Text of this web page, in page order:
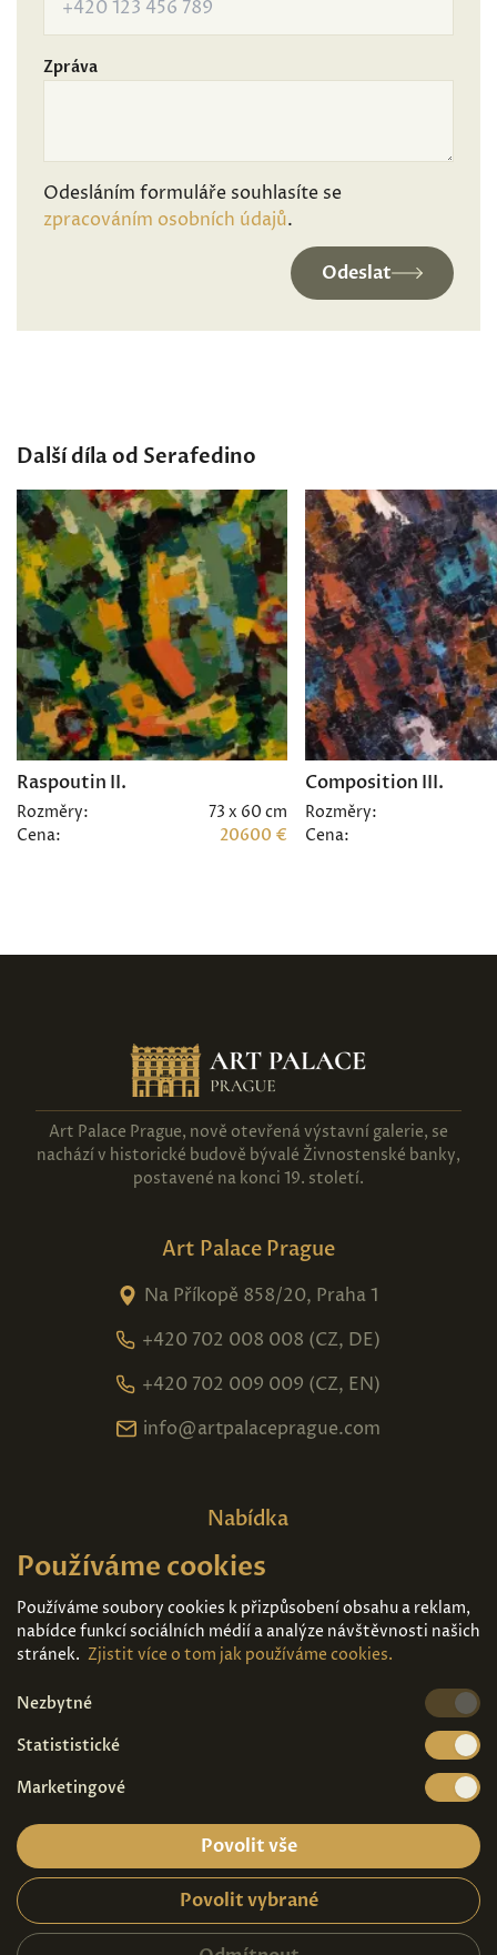
Zpráva
Odesláním formuláře souhlasíte se
zpracováním osobních údajů.
Odeslat
Další díla od Serafedino
Raspoutin II.
Rozměry:
73 x 60 cm
Cena:
20600 €
Composition III.
Rozměry:
Cena:
Art Palace Prague, nově otevřená výstavní galerie, se
nachází v historické budově bývalé Živnostenské banky,
postavené na konci 19. století.
Art Palace Prague
Na Příkopě 858/20, Praha 1
+420 702 008 008 (CZ, DE)
+420 702 009 009 (CZ, EN)
info@artpalaceprague.com
Nabídka
Domů
Expozice
Kontakt
Díla k prodeji
Vstupenky
2026© Copyright - Art Palace Prague s.r.o.
Ochrana osobních údajů|Návštěvní řád
Používáme cookies
Používáme soubory cookies k přizpůsobení obsahu a reklam,
nabídce funkcí sociálních médií a analýze návštěvnosti našich
stránek. Zjistit více o tom jak používáme cookies.
Nezbytné
Statististické
Marketingové
Povolit vše
Povolit vybrané